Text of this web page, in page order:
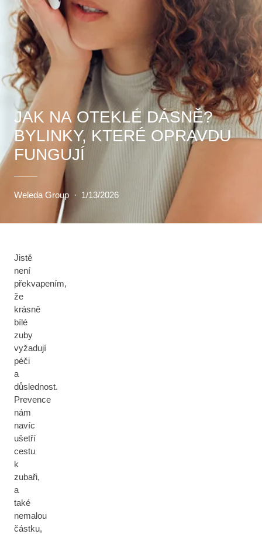
JAK NA OTEKLÉ DÁSNĚ?
BYLINKY, KTERÉ OPRAVDU
FUNGUJÍ
Weleda Group · 1/13/2026
Jistě
není
překvapením,
že
krásně
bílé
zuby
vyžadují
péči
a
důslednost.
Prevence
nám
navíc
ušetří
cestu
k
zubaři,
a
také
nemalou
částku,